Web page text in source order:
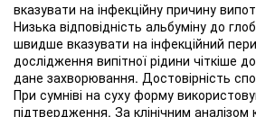
вказувати на інфекційну причину
Низька відповідність альбуміну до
швидше вказувати на інфекційний
дослідження випітної рідини чіткіше
дане захворювання. Достовірність
При сумніві на суху форму
підтвердження. За клінічним аналізом